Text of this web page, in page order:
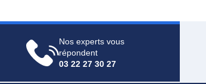
Nos experts vous
répondent
03 22 27 30 27